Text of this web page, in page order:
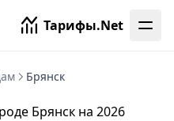
Тарифы.Net
Брянск
Брянск на 2026